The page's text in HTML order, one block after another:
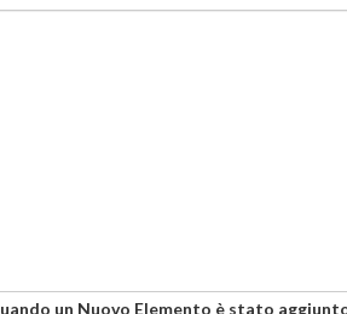
un Nuovo Elemento è stato